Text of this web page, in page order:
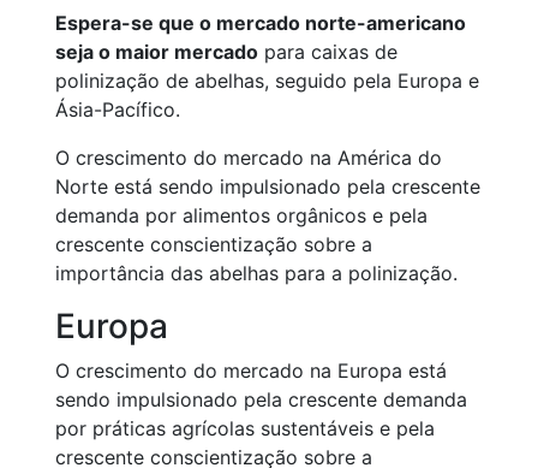
Espera-se que o mercado norte-americano
seja o maior mercado para caixas de
polinização de abelhas, seguido pela Europa e
Ásia-Pacífico.
O crescimento do mercado na América do
Norte está sendo impulsionado pela crescente
demanda por alimentos orgânicos e pela
crescente conscientização sobre a
importância das abelhas para a polinização.
Europa
O crescimento do mercado na Europa está
sendo impulsionado pela crescente demanda
por práticas agrícolas sustentáveis e pela
crescente conscientização sobre a